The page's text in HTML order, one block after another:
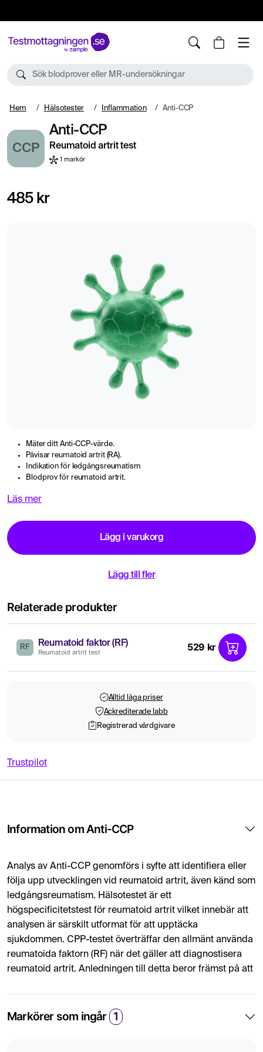
Sök blodprover eller MR-undersökningar
Hem Hälsotester Inflammation Anti-CCP
CCP
Anti-CCP
Reumatoid artrit test
1 markör
485 kr
Mäter ditt Anti-CCP-värde.
Påvisar reumatoid artrit (RA).
Indikation för ledgångsreumatism
Blodprov för reumatoid artrit.
Läs mer
Lägg i varukorg
Lägg till fler
Relaterade produkter
RF Reumatoid faktor (RF)
Reumatoid artrit test 529 kr
Alltid låga priser
Ackrediterade labb
Registrerad vårdgivare
Trustpilot
Information om Anti-CCP
Analys av Anti-CCP genomförs i syfte att identifiera eller
följa upp utvecklingen vid reumatoid artrit, även känd som
ledgångsreumatism. Hälsotestet är ett
högspecificitetstest för reumatoid artrit vilket innebär att
analysen är särskilt utformat för att upptäcka
sjukdommen. CPP-testet överträffar den allmänt använda
reumatoida faktorn (RF) när det gäller att diagnostisera
reumatoid artrit. Anledningen till detta beror främst på att
Varför ska jag göra ett test för anti-cpp?
Markörer som ingår 1